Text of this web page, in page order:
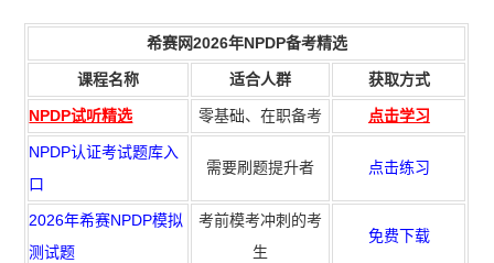
希赛网2026年NPDP备考精选
课程名称 适合人群 获取方式
NPDP试听精选 零基础、在职备考 点击学习
NPDP认证考试题库入
口
需要刷题提升者 点击练习
2026年希赛NPDP模拟
测试题
考前模考冲刺的考
生
免费下载